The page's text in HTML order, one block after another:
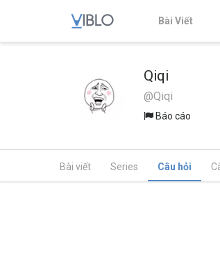
Bài Viết
Qiqi
@Qiqi
Báo cáo
Bài viết Series Câu hỏi